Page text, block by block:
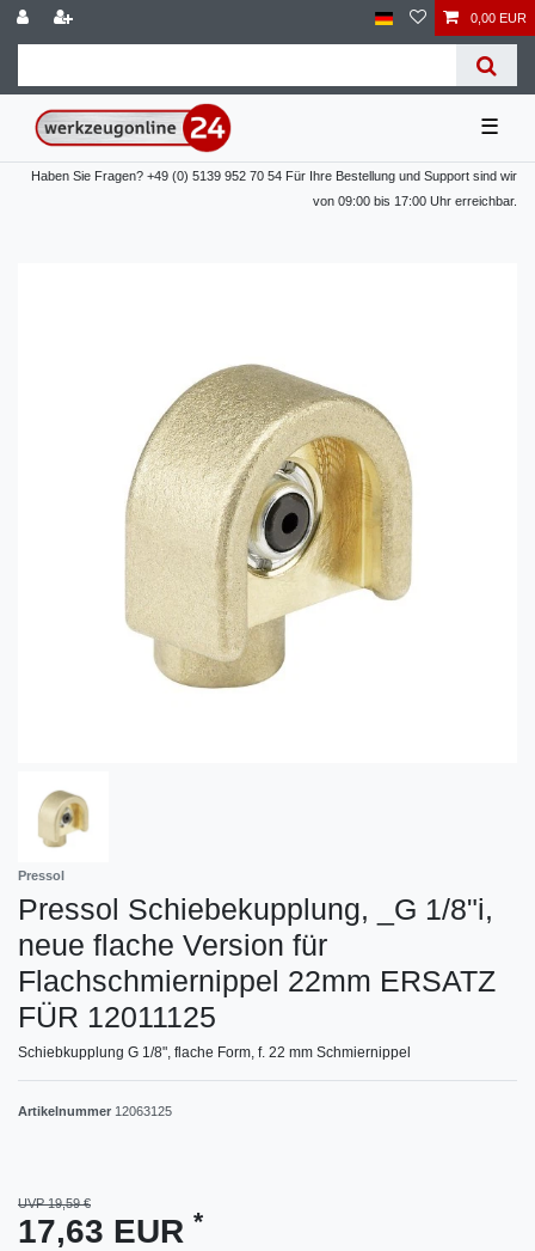
0,00 EUR
☰
Haben Sie Fragen? +49 (0) 5139 952 70 54 Für Ihre Bestellung und Support sind wir
von 09:00 bis 17:00 Uhr erreichbar.
Pressol
Pressol Schiebekupplung, _G 1/8"i,
neue flache Version für
Flachschmiernippel 22mm ERSATZ
FÜR 12011125
Schiebkupplung G 1/8", flache Form, f. 22 mm Schmiernippel
Artikelnummer 12063125
UVP 19,59 €
17,63 EUR *